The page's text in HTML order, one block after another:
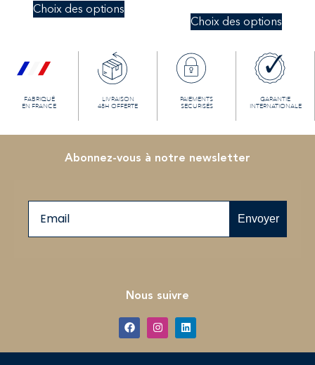
Choix des options
Choix des options
FABRIQUÉ
EN FRANCE
LIVRAISON
48H OFFERTE
PAIEMENTS
SECURISÉS
GARANTIE
INTERNATIONALE
Abonnez-vous à notre newsletter
Envoyer
Nous suivre